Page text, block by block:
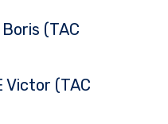
Boris (TAC
Victor (TAC